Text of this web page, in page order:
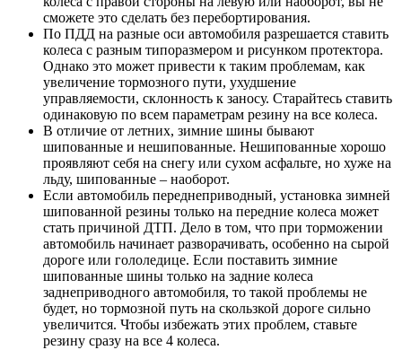
сможете это сделать без перебортирования.
По ПДД на разные оси автомобиля разрешается ставить
колеса с разным типоразмером и рисунком протектора.
Однако это может привести к таким проблемам, как
увеличение тормозного пути, ухудшение
управляемости, склонность к заносу. Старайтесь ставить
одинаковую по всем параметрам резину на все колеса.
В отличие от летних, зимние шины бывают
шипованные и нешипованные. Нешипованные хорошо
проявляют себя на снегу или сухом асфальте, но хуже на
льду, шипованные – наоборот.
Если автомобиль переднеприводный, установка зимней
шипованной резины только на передние колеса может
стать причиной ДТП. Дело в том, что при торможении
автомобиль начинает разворачивать, особенно на сырой
дороге или гололедице. Если поставить зимние
шипованные шины только на задние колеса
заднеприводного автомобиля, то такой проблемы не
будет, но тормозной путь на скользкой дороге сильно
увеличится. Чтобы избежать этих проблем, ставьте
резину сразу на все 4 колеса.